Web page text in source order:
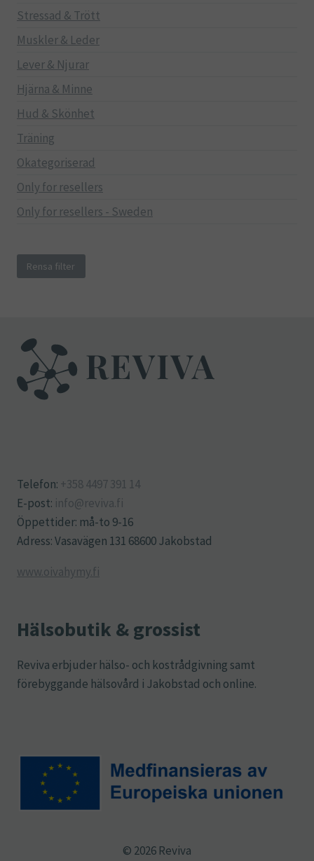
Stressad & Trött
Muskler & Leder
Lever & Njurar
Hjärna & Minne
Hud & Skönhet
Träning
Okategoriserad
Only for resellers
Only for resellers - Sweden
Rensa filter
Telefon: +358 4497 391 14
E-post: info@reviva.fi
Öppettider: må-to 9-16
Adress: Vasavägen 131 68600 Jakobstad
www.oivahymy.fi
Hälsobutik & grossist
Reviva erbjuder hälso- och kostrådgivning samt
förebyggande hälsovård i Jakobstad och online.
© 2026 Reviva